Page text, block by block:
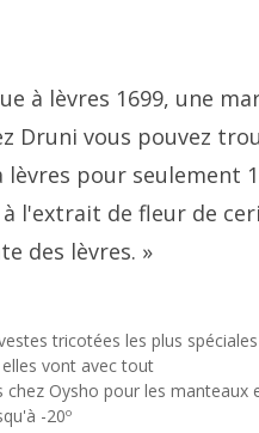
à lèvres 1699, une
Druni vous pouvez
pour seulement
l'extrait de fleur de
des lèvres. »
tricotées les plus
vont avec tout
Oysho pour les
-20º